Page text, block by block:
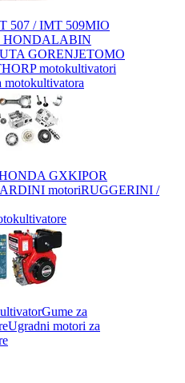
507 / IMT 509MIO
HONDALABIN
GORENJETOMO
motokultivatori
motokultivatora
GXKIPOR
motoriRUGGERINI /
Gume za
Ugradni motori za